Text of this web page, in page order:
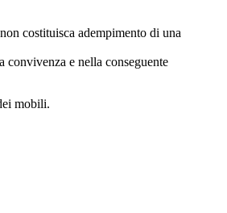
costituisca adempimento di una
convivenza e nella conseguente
mobili.